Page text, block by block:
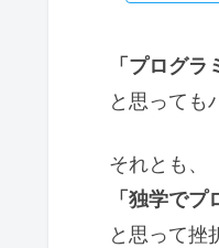
「プログラ
と思っても
それとも、
「独学で
と思って挫